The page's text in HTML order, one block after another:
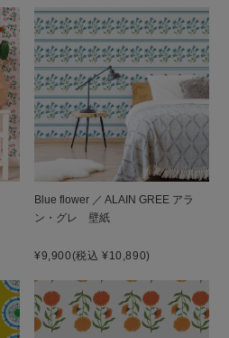
Blue flower ／ ALAIN GREE アラ
ン・グレ 壁紙
¥9,900(税込 ¥10,890)